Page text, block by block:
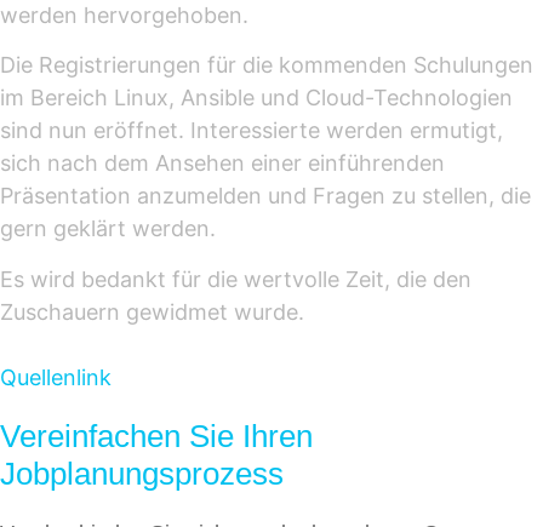
werden hervorgehoben.
Die Registrierungen für die kommenden Schulungen
im Bereich Linux, Ansible und Cloud-Technologien
sind nun eröffnet. Interessierte werden ermutigt,
sich nach dem Ansehen einer einführenden
Präsentation anzumelden und Fragen zu stellen, die
gern geklärt werden.
Es wird bedankt für die wertvolle Zeit, die den
Zuschauern gewidmet wurde.
Quellenlink
Vereinfachen Sie Ihren
Jobplanungsprozess